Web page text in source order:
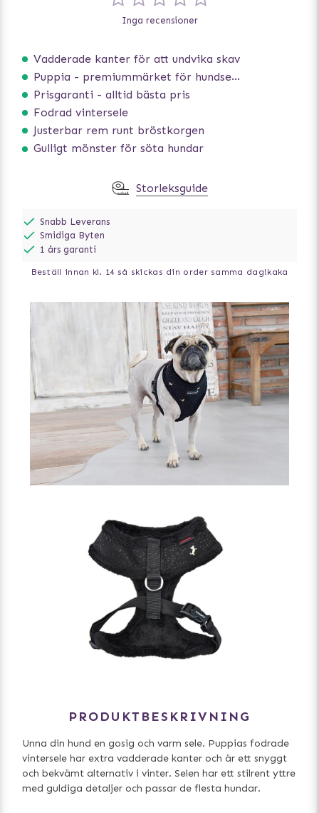
Vadderade kanter för att undvika skav
Puppia - premiummärket för hundselar
Prisgaranti - alltid bästa pris
Fodrad vintersele
Justerbar rem runt bröstkorgen
Gulligt mönster för söta hundar
Inga recensioner
Storleksguide
Snabb Leverans
Smidiga Byten
1 års garanti
Beställ innan kl. 14 så skickas din order samma dag!kaka
PRODUKTBESKRIVNING
Unna din hund en gosig och varm sele. Puppias fodrade
vintersele har extra vadderade kanter och är ett snyggt
och bekvämt alternativ i vinter. Selen har ett stilrent yttre
med guldiga detaljer och passar de flesta hundar.